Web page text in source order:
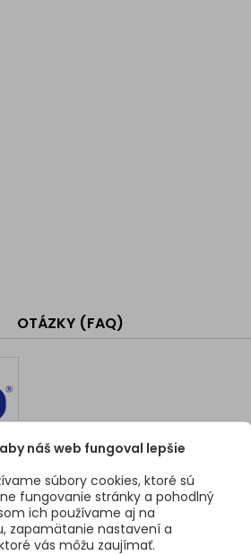
OTÁZKY (FAQ)
náš web fungoval lepšie
súbory cookies, ktoré sú
fungovanie stránky a pohodlný
ich používame aj na
zapamätanie nastavení a
vás môžu zaujímať.